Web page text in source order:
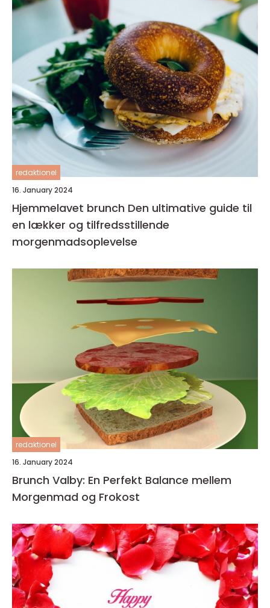
redaktionel
16. January 2024
Hjemmelavet brunch Den ultimative guide til
en lækker og tilfredsstillende
morgenmadsoplevelse
redaktionel
16. January 2024
Brunch Valby: En Perfekt Balance mellem
Morgenmad og Frokost